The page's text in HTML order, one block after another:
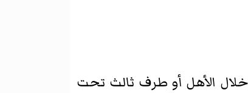
خلال الأهل أو طرف ثالث تحت